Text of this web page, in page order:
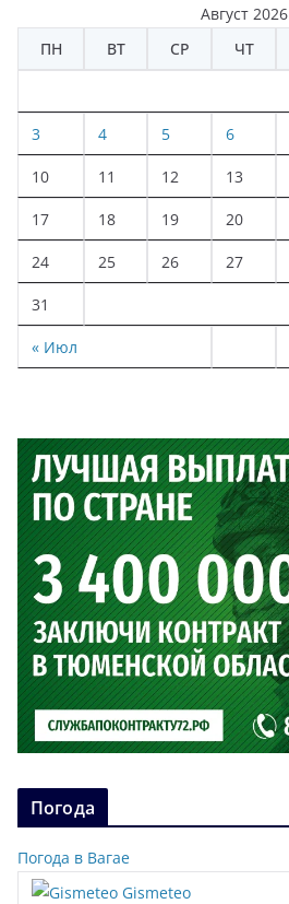
Август 2026
ПН
ВТ СР ЧТ
« Июл
3 4 5 6
10 11 12 13
17 18 19 20
24 25 26 27
31
Погода
Погода в Вагае
Gismeteo